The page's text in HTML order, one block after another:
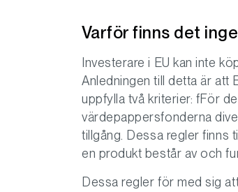
Varför finns det
Investerare i EU kan inte
Anledningen till detta är att
uppfylla två kriterier: fFör
värdepappersfonderna
tillgång. Dessa regler finns
en produkt består av och
Dessa regler för med sig